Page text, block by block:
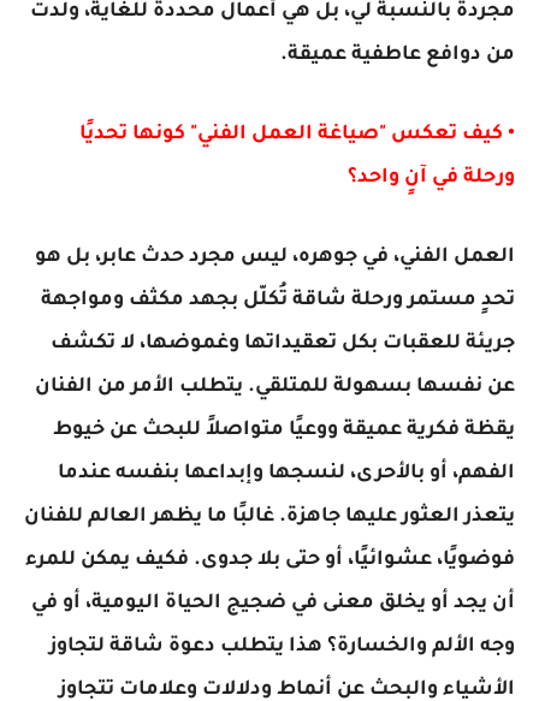
مجردة بالنسبة لي، بل هي أعمال محددة للغاية، ولدت
من دوافع عاطفية عميقة.
• كيف تعكس "صياغة العمل الفني" كونها تحديًا
ورحلة في آنٍ واحد؟
العمل الفني، في جوهره، ليس مجرد حدث عابر، بل هو
تحدٍ مستمر ورحلة شاقة تُكلّل بجهد مكثف ومواجهة
جريئة للعقبات بكل تعقيداتها وغموضها، لا تكشف
عن نفسها بسهولة للمتلقي. يتطلب الأمر من الفنان
يقظة فكرية عميقة ووعيًا متواصلاً للبحث عن خيوط
الفهم، أو بالأحرى، لنسجها وإبداعها بنفسه عندما
يتعذر العثور عليها جاهزة. غالبًا ما يظهر العالم للفنان
فوضويًا، عشوائيًا، أو حتى بلا جدوى. فكيف يمكن للمرء
أن يجد أو يخلق معنى في ضجيج الحياة اليومية، أو في
وجه الألم والخسارة؟ هذا يتطلب دعوة شاقة لتجاوز
الأشياء والبحث عن أنماط ودلالات وعلامات تتجاوز